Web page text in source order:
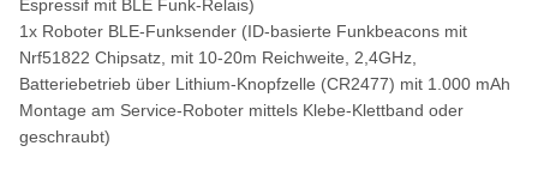
Espressif mit BLE Funk-Relais)
1x Roboter BLE-Funksender (ID-basierte Funkbeacons mit
Nrf51822 Chipsatz, mit 10-20m Reichweite, 2,4GHz,
Batteriebetrieb über Lithium-Knopfzelle (CR2477) mit 1.000 mAh
Montage am Service-Roboter mittels Klebe-Klettband oder
geschraubt)